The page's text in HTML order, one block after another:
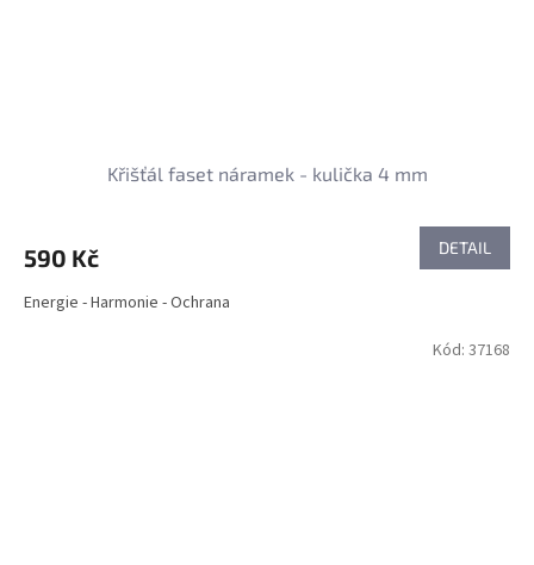
Křišťál faset náramek - kulička 4 mm
590 Kč DETAIL
Energie - Harmonie - Ochrana
Kód: 37168